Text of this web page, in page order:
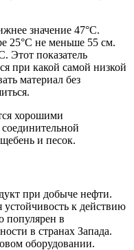
значение 47°C.
25°C не меньше 55 см.
Этот показатель
при какой самой низкой
материал без
хорошими
и песок.
при добыче нефти.
устойчивость к действию
популярен в
в странах Запада.
оборудовании.